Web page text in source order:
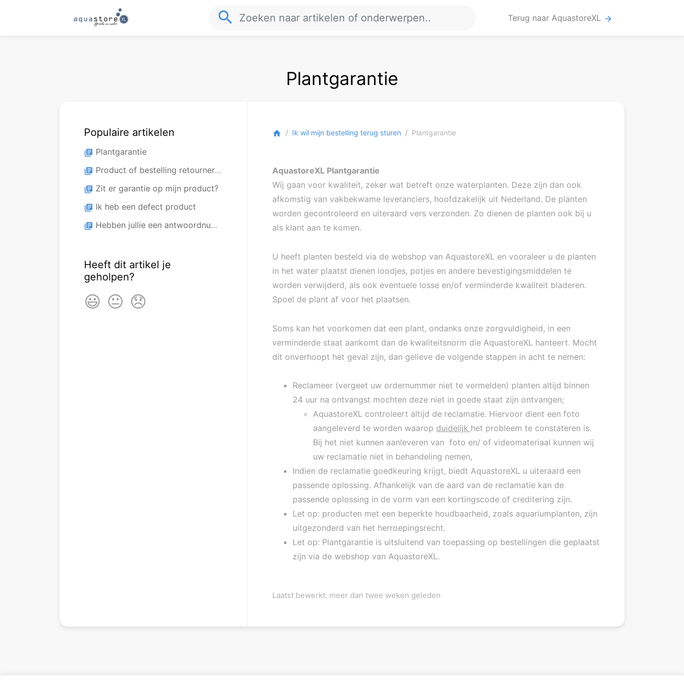
search Terug naar AquastoreXL arrow_forward
Plantgarantie
Populaire artikelen
library_books Plantgarantie
library_books Product of bestelling retourneren
library_books Zit er garantie op mijn product?
library_books Ik heb een defect product
library_books Hebben jullie een antwoordnummer?
Heeft dit artikel je
geholpen?
😃 😐 😞
home Ik wil mijn bestelling terug sturen Plantgarantie
AquastoreXL Plantgarantie
Wij gaan voor kwaliteit, zeker wat betreft onze waterplanten. Deze zijn dan ook
afkomstig van vakbekwame leveranciers, hoofdzakelijk uit Nederland. De planten
worden gecontroleerd en uiteraard vers verzonden. Zo dienen de planten ook bij u
als klant aan te komen.
U heeft planten besteld via de webshop van AquastoreXL en vooraleer u de planten
in het water plaatst dienen loodjes, potjes en andere bevestigingsmiddelen te
worden verwijderd, als ook eventuele losse en/of verminderde kwaliteit bladeren.
Spoel de plant af voor het plaatsen.
Soms kan het voorkomen dat een plant, ondanks onze zorgvuldigheid, in een
verminderde staat aankomt dan de kwaliteitsnorm die AquastoreXL hanteert. Mocht
dit onverhoopt het geval zijn, dan gelieve de volgende stappen in acht te nemen:
Reclameer (vergeet uw ordernummer niet te vermelden) planten altijd binnen
24 uur na ontvangst mochten deze niet in goede staat zijn ontvangen;
AquastoreXL controleert altijd de reclamatie. Hiervoor dient een foto
aangeleverd te worden waarop duidelijk het probleem te constateren is.
Bij het niet kunnen aanleveren van foto en/ of videomateriaal kunnen wij
uw reclamatie niet in behandeling nemen,
Indien de reclamatie goedkeuring krijgt, biedt AquastoreXL u uiteraard een
passende oplossing. Afhankelijk van de aard van de reclamatie kan de
passende oplossing in de vorm van een kortingscode of creditering zijn.
Let op: producten met een beperkte houdbaarheid, zoals aquariumplanten, zijn
uitgezonderd van het herroepingsrecht.
Let op: Plantgarantie is uitsluitend van toepassing op bestellingen die geplaatst
zijn via de webshop van AquastoreXL.
Laatst bewerkt: meer dan twee weken geleden